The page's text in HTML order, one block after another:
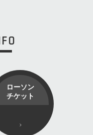
ローソン
チケット